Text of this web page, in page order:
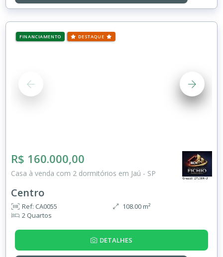
FINANCIAMENTO DESTAQUE
R$ 160.000,00
Casa à venda com 2 dormitórios em Jaú - SP
Centro
Ref: CA0055
2 Quartos
108.00 m²
DETALHES